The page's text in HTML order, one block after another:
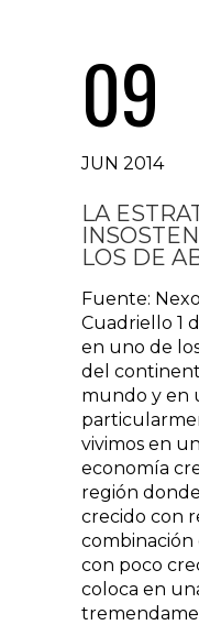
09
JUN 2014
LA
LOS DE
Fuente:
Cuadriello 1
en uno de
del
mundo y en
vivimos en
economía
región
crecido con
combinación
con poco
coloca en